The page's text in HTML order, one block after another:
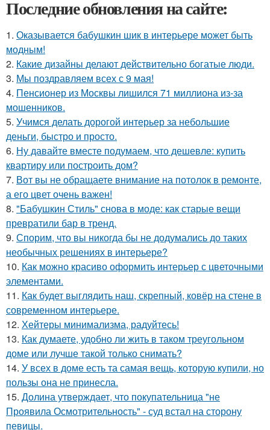
Последние обновления на сайте:
1. Оказывается бабушкин шик в интерьере может быть
модным!
2. Какие дизайны делают действительно богатые люди.
3. Мы поздравляем всех с 9 мая!
4. Пенсионер из Москвы лишился 71 миллиона из-за
мошенников.
5. Учимся делать дорогой интерьер за небольшие
деньги, быстро и просто.
6. Ну давайте вместе подумаем, что дешевле: купить
квартиру или построить дом?
7. Вот вы не обращаете внимание на потолок в ремонте,
а его цвет очень важен!
8. "Бабушкин Стиль" снова в моде: как старые вещи
превратили бар в тренд.
9. Спорим, что вы никогда бы не додумались до таких
необычных решениях в интерьере?
10. Как можно красиво оформить интерьер с цветочными
элементами.
11. Как будет выглядить наш, скрепный, ковёр на стене в
современном интерьере.
12. Хейтеры минимализма, радуйтесь!
13. Как думаете, удобно ли жить в таком треугольном
доме или лучше такой только снимать?
14. У всех в доме есть та самая вещь, которую купили, но
пользы она не принесла.
15. Долина утверждает, что покупательница "не
Проявила Осмотрительность" - суд встал на сторону
певицы.